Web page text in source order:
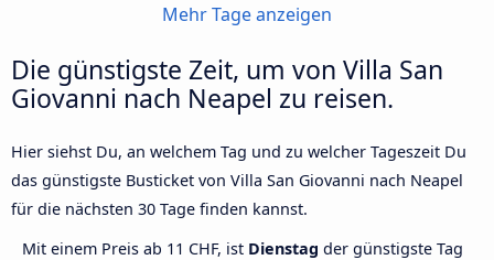
Mehr Tage anzeigen
Die günstigste Zeit, um von Villa San
Giovanni nach Neapel zu reisen.
Hier siehst Du, an welchem Tag und zu welcher Tageszeit Du
das günstigste Busticket von Villa San Giovanni nach Neapel
für die nächsten 30 Tage finden kannst.
Mit einem Preis ab 11 CHF, ist Dienstag der günstigste Tag